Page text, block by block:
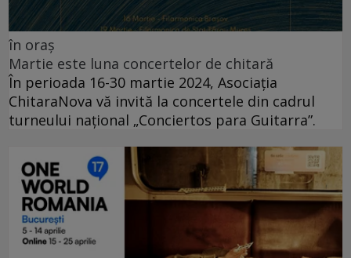
în oraș
Martie este luna concertelor de chitară
În perioada 16-30 martie 2024, Asociația
ChitaraNova vă invită la concertele din cadrul
turneului național „Conciertos para Guitarra”.